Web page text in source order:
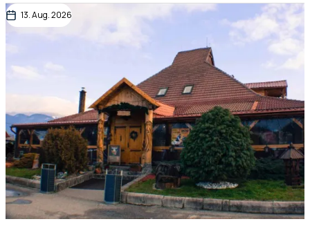
13. Aug. 2026